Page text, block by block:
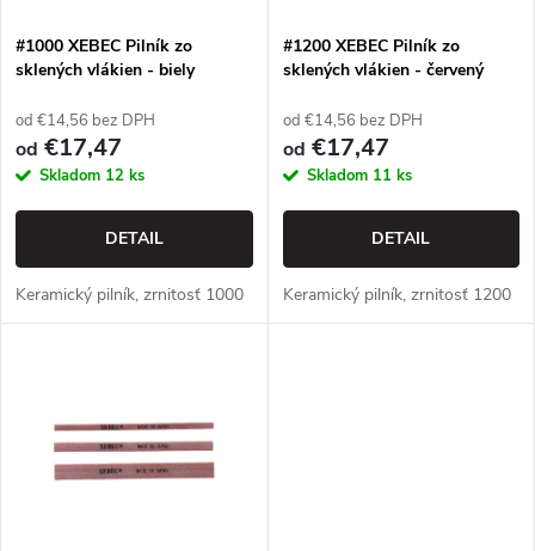
e
p
r
d
s
p
r
o
d
u
#1000 XEBEC Pilník zo
sklených vlákien - biely
od €14,56 bez DPH
od €17,47
Skladom 12 ks
DETAIL
Keramický pilník, zrnitosť 1000
#1200 XEBEC Pilník zo
sklených vlákien - červený
od €14,56 bez DPH
od €17,47
Skladom 11 ks
DETAIL
Keramický pilník, zrnitosť 1200